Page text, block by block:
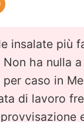
insalate più
ha nulla
per caso in
di lavoro